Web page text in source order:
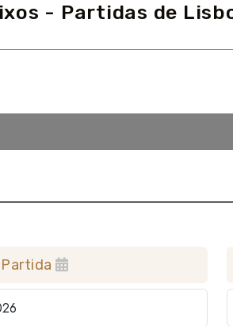
- Partidas de
Partida